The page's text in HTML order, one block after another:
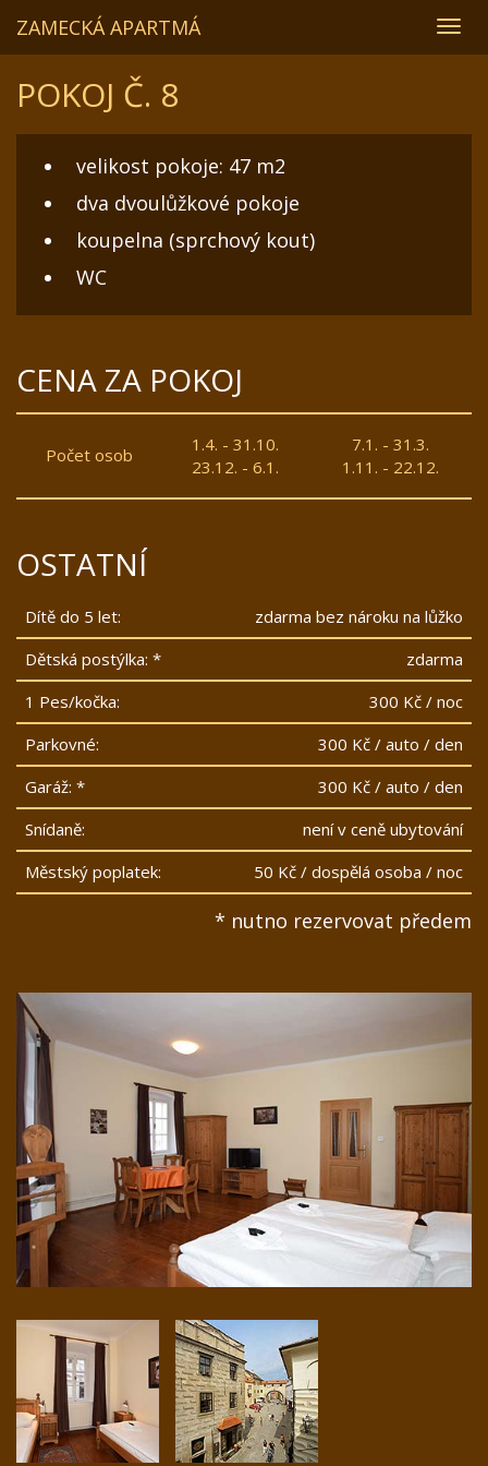
ZAMECKÁ APARTMÁ
POKOJ Č. 8
velikost pokoje: 47 m2
dva dvoulůžkové pokoje
koupelna (sprchový kout)
WC
CENA ZA POKOJ
Počet osob
1.4. - 31.10.
23.12. - 6.1.
7.1. - 31.3.
1.11. - 22.12.
OSTATNÍ
Dítě do 5 let:
zdarma bez nároku na lůžko
Dětská postýlka: *
zdarma
1 Pes/kočka:
300 Kč / noc
Parkovné:
300 Kč / auto / den
Garáž: *
300 Kč / auto / den
Snídaně:
není v ceně ubytování
Městský poplatek:
50 Kč / dospělá osoba / noc
* nutno rezervovat předem